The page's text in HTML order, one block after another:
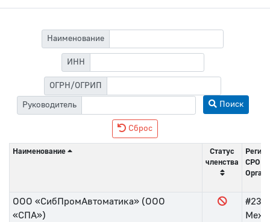
Наименование
ИНН
ОГРН/ОГРИП
Руководитель
Поиск
Сброс
Наименование
Статус
членства
СРО
Орган
ООО «СибПромАвтоматика» (ООО
«СПА»)
#236